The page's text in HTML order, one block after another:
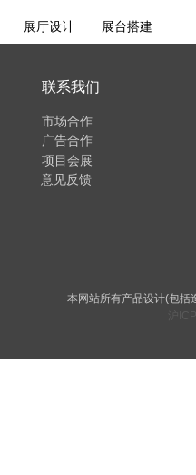
项目会展
广告合作
联系我们
意见反馈
市场合作
本网站所有产品设计(包括
展厅设计 展台搭建